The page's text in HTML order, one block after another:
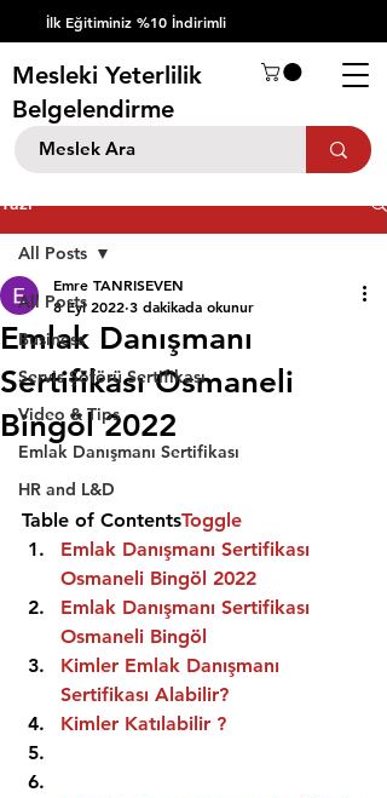
İlk Eğitiminiz %10 İndirimli
Mesleki Yeterlilik
Belgelendirme
Yazı
All Posts
Business
Servis Şöförü Sertifikası
Video & Tips
Emlak Danışmanı Sertifikası
HR and L&D
All Posts
Emlak Danışmanı
Sertifikası Osmaneli
Bingöl 2022
Emre TANRISEVEN
8 Eyl 2022 3 dakikada okunur
Table of ContentsToggle
Emlak Danışmanı Sertifikası
Osmaneli Bingöl 2022
Emlak Danışmanı Sertifikası
Osmaneli Bingöl
Kimler Emlak Danışmanı
Sertifikası Alabilir?
Kimler Katılabilir ?